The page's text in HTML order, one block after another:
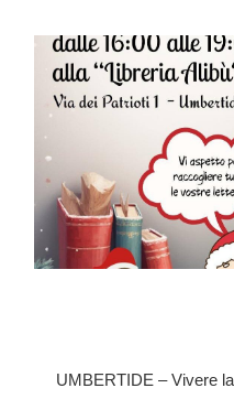
UMBERTIDE – Vivere